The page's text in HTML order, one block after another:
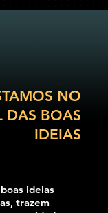
NO
DAS BOAS
IDEIAS
ideias
trazem